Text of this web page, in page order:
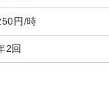
円/時
2回